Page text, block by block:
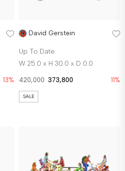
13%
David Gerstein
Up To Date
W 25.0 x H 30.0 x D 0.0
420,000 373,800 11%
SALE